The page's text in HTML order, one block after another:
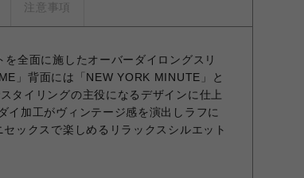
注意事項
全面に施したオーバーダイロングスリ
」背面には「NEW YORK MINUTE」と
タイリングの主役になるデザインに仕上
イ加工がヴィンテージ感を演出しラフに
ックスで楽しめるリラックスシルエット